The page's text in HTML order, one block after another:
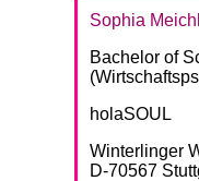
Sophia
Bachelor of
holaSOUL
Winterlinger
D-70567